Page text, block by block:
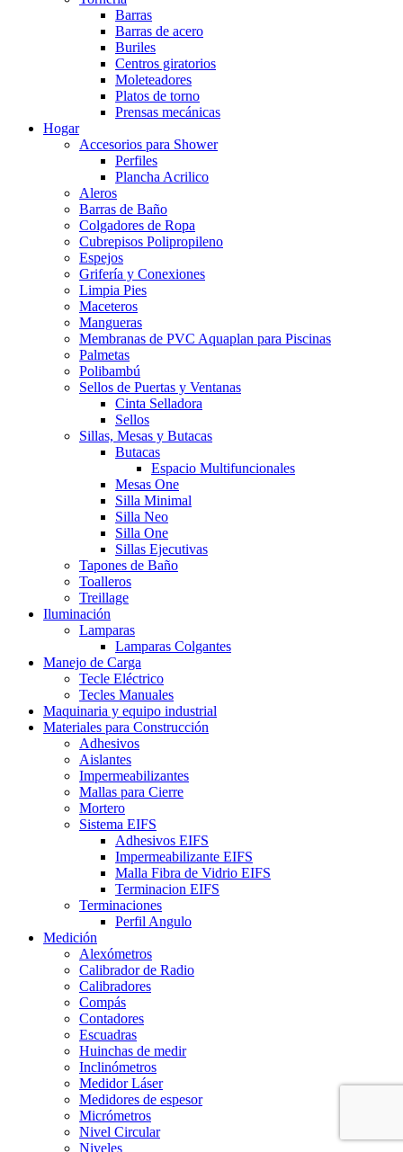
Barras
Barras de acero
Buriles
Centros giratorios
Moleteadores
Platos de torno
Prensas mecánicas
Hogar
Accesorios para Shower
Perfiles
Plancha Acrilico
Aleros
Barras de Baño
Colgadores de Ropa
Cubrepisos Polipropileno
Espejos
Grifería y Conexiones
Limpia Pies
Maceteros
Mangueras
Membranas de PVC Aquaplan para Piscinas
Palmetas
Polibambú
Sellos de Puertas y Ventanas
Cinta Selladora
Sellos
Sillas, Mesas y Butacas
Butacas
Espacio Multifuncionales
Mesas One
Silla Minimal
Silla Neo
Silla One
Sillas Ejecutivas
Tapones de Baño
Toalleros
Treillage
Iluminación
Lamparas
Lamparas Colgantes
Manejo de Carga
Tecle Eléctrico
Tecles Manuales
Maquinaria y equipo industrial
Materiales para Construcción
Adhesivos
Aislantes
Impermeabilizantes
Mallas para Cierre
Mortero
Sistema EIFS
Adhesivos EIFS
Impermeabilizante EIFS
Malla Fibra de Vidrio EIFS
Terminacion EIFS
Terminaciones
Perfil Angulo
Medición
Alexómetros
Calibrador de Radio
Calibradores
Compás
Contadores
Escuadras
Huinchas de medir
Inclinómetros
Medidor Láser
Medidores de espesor
Micrómetros
Nivel Circular
Niveles